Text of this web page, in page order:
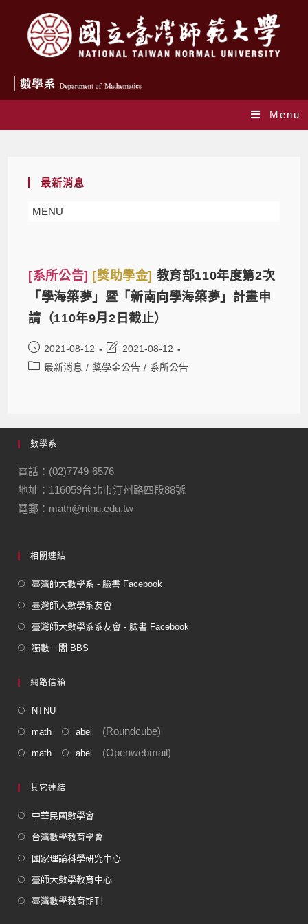
Menu
最新消息
MENU
[系所公告] [獎助學金] 教育部110年度第2次
「學海築夢」暨「新南向學海築夢」計畫申
請（110年9月2日截止）
2021-08-12
2021-08-12
最新消息 / 獎學金公告 / 系所公告
數學系
電話：(02)7749-6576
地址：116059台北市汀州路四段88號
電郵：math@ntnu.edu.tw
相關連結
臺灣師大數學系 - 臉書 Facebook
臺灣師大數學系友會
臺灣師大數學系系友會 - 臉書 Facebook
獨數一閣 BBS
網路信箱
NTNU
math abel (Roundcube)
math abel (Openwebmail)
其它連結
中華民國數學會
台灣數學教育學會
國家理論科學研究中心
臺師大數學教育中心
臺灣數學教育期刊